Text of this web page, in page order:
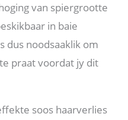
van spiergrootte
in baie
dus noodsaaklik om
praat voordat jy dit
soos haarverlies